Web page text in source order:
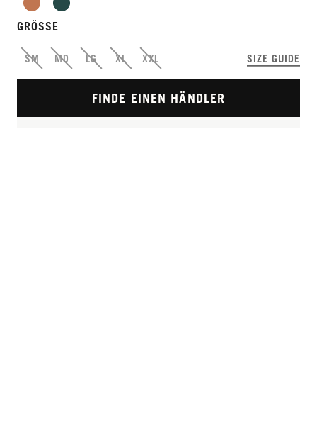
NACHHALTIGE WOLL-
PERFORMANCE
GRÖSSE
SM MD LG XL XXL SIZE GUIDE
FINDE EINEN HÄNDLER